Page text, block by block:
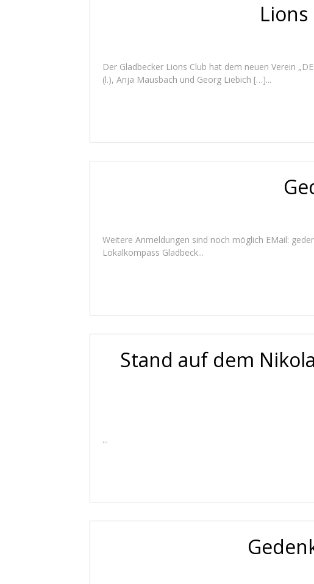
Lions
Der Gladbecker Lions Club hat dem neuen Verein
(l.), Anja Mausbach und Georg Liebich […]...
Weitere Anmeldungen sind noch möglich EMail:
Lokalkompass Gladbeck...
Stand auf dem
...